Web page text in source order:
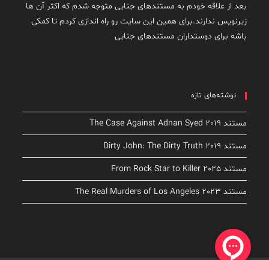
بعد از علاقه خودم به مستندهای جنایی متوجه شدم که اکثر آن ها
زیرنویس ندارند.برای همین این سایت رو راه اندازی کردم تا کمکی
باشه برای دوستداران مستندهای جنایی
نوشته‌های تازه
مستند The Case Against Adnan Syed 2019
مستند Dirty John: The Dirty Truth 2019
مستند From Rock Star to Killer 2025
مستند The Real Murders of Los Angeles 2023